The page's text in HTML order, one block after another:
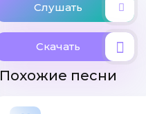
Слушать
Скачать
Похожие песни